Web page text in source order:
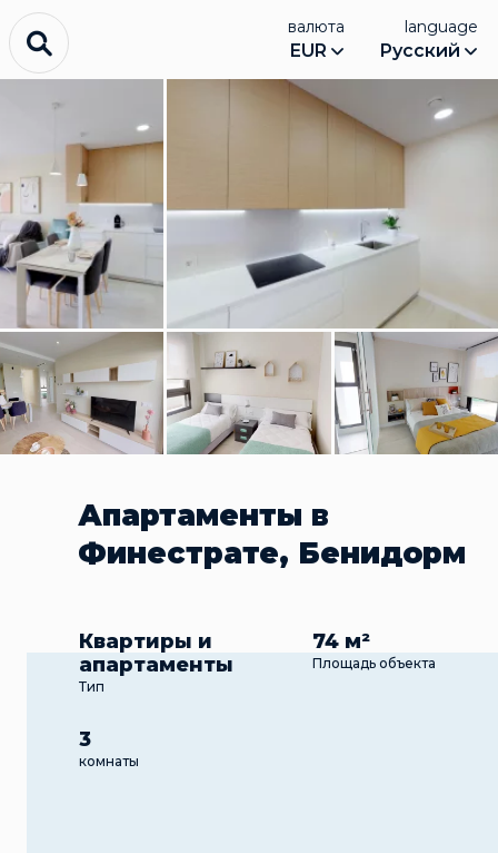
валюта
EUR
language
Русский
Апартаменты в
Финестрате, Бенидорм
Квартиры и
апартаменты
Тип
74 м²
Площадь объекта
3
комнаты